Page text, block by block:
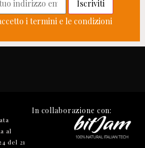
i termini e le condizioni
al
del 21
In collaborazione con: